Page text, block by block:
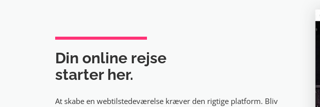
Din online rejse
starter her.
At skabe en webtilstedeværelse kræver den rigtige platform. Bliv